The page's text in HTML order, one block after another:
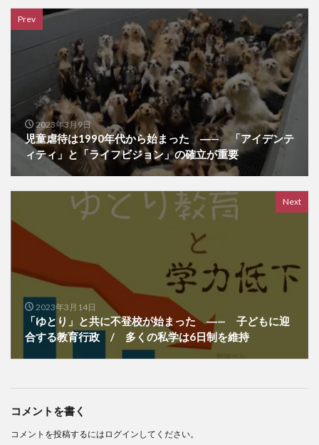
Prev
2023年3月9日
児童虐待は1990年代から始まった ―— 「アイデンテ
ィティ」と「ライフビジョン」の確立が重要
Next
2023年3月14日
「ゆとり」と共に不登校が始まった ―— 子どもに迎
合する教育行政 / 多くの私学は6日制を維持
コメントを書く
コメントを投稿するには ログイン してください。